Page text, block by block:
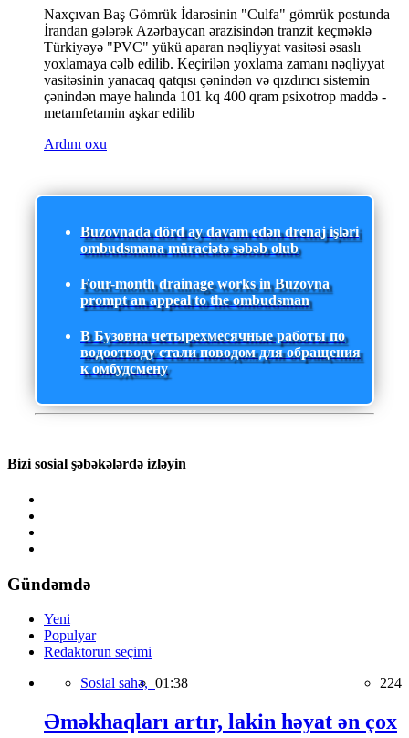
Naxçıvan Baş Gömrük İdarəsinin "Culfa" gömrük postunda
İrandan gələrək Azərbaycan ərazisindən tranzit keçməklə
Türkiyəyə "PVC" yükü aparan nəqliyyat vasitəsi əsaslı
yoxlamaya cəlb edilib. Keçirilən yoxlama zamanı nəqliyyat
vasitəsinin yanacaq qatqısı çənindən və qızdırıcı sistemin
çənindən maye halında 101 kq 400 qram psixotrop maddə -
metamfetamin aşkar edilib
Ardını oxu
Buzovnada dörd ay davam edən drenaj işləri
ombudsmana müraciətə səbəb olub
Four-month drainage works in Buzovna
prompt an appeal to the ombudsman
В Бузовна четырехмесячные работы по
водоотводу стали поводом для обращения
к омбудсмену
Bizi sosial şəbəkələrdə izləyin
Gündəmdə
Yeni
Populyar
Redaktorun seçimi
Sosial sahə, 01:38 224
Əməkhaqları artır, lakin həyat ən çox